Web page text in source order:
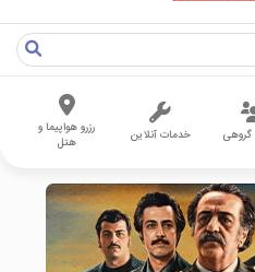
خدمات آنلاین
رزرو هواپیما و
هتل